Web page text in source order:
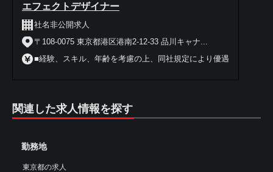
エフェクトデザイナー
社名非公開求人
〒108-0075 東京都港区港南2-12-33 品川キャナ...
■経験、スキル、年齢を考慮の上、同社規定により優遇
関連した求人情報を探す
勤務地
東京都の求人